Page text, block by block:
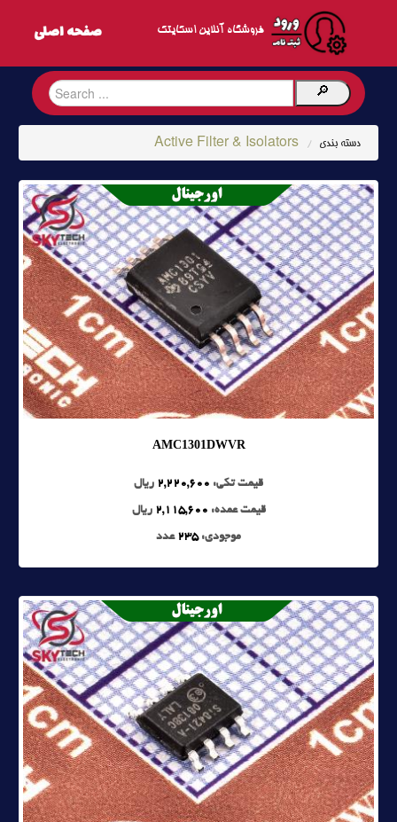
فروشگاه آنلاین اسکایتک
دسته بندی /
Active Filter & Isolators
AMC1301DWVR
قیمت تکی: 2,220,600 ریال
قیمت عمده: 2,115,600 ریال
موجودی:235 عدد